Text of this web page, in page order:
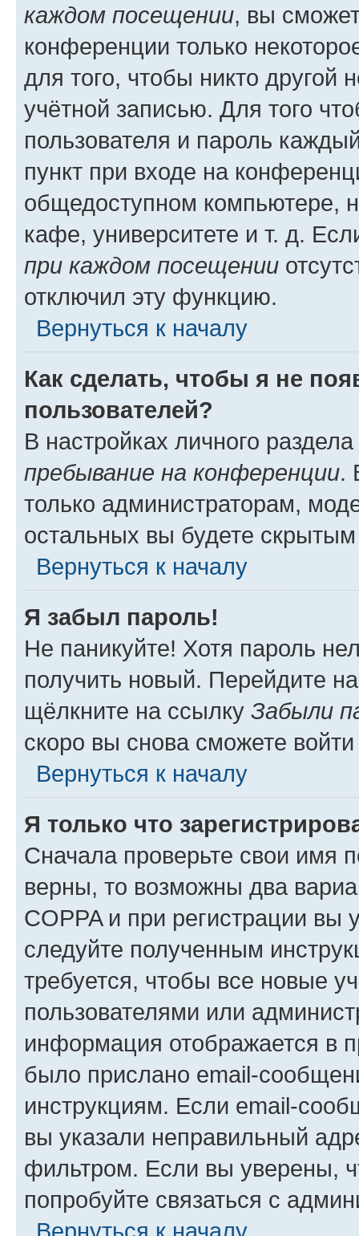
каждом посещении, вы
конференции только
для того, чтобы никто другой
учётной записью. Для того
пользователя и пароль
пункт при входе на
общедоступном компьютере,
кафе, университете и т. д.
при каждом посещении
отключил эту функцию.
Вернуться к началу
Как сделать, чтобы я не
пользователей?
В настройках личного
пребывание на конференции.
только администраторам,
остальных вы будете
Вернуться к началу
Я забыл пароль!
Не паникуйте! Хотя пароль
получить новый. Перейдите
щёлкните на ссылку Забыли
скоро вы снова сможете
Вернуться к началу
Я только что
Сначала проверьте свои имя
верны, то возможны два
COPPA и при регистрации вы
следуйте полученным
требуется, чтобы все новые
пользователями или
информация отображается в
было прислано email-
инструкциям. Если email-
вы указали неправильный
фильтром. Если вы уверены,
попробуйте связаться с
Вернуться к началу